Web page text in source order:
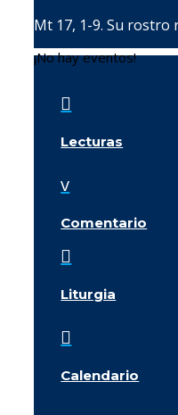
Mt 17, 1-9. Su rostro
¡No hay eventos!

Lecturas
v
Comentario

Liturgia

Calendario